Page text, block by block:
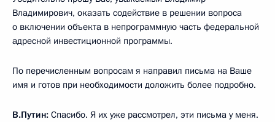
Владимирович, оказать содействие в решении вопроса
о включении объекта в непрограммную часть федеральной
адресной инвестиционной программы.
По перечисленным вопросам я направил письма на Ваше
имя и готов при необходимости доложить более подробно.
В.Путин: Спасибо. Я их уже рассмотрел, эти письма у меня.